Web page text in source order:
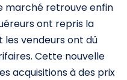
marché retrouve enfin
ont repris la
les vendeurs ont dû
Cette nouvelle
acquisitions à des prix